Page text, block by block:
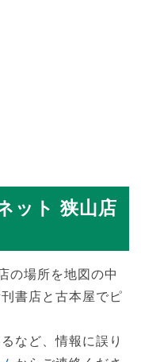
ット 狭山店
の場所を地図の中
書店と古本屋でピ
など、情報に誤り